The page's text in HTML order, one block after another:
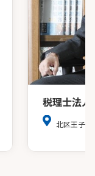
税理士法人
北区王子２